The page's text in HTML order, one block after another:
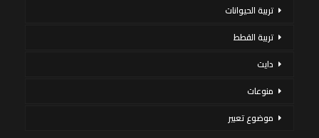
تربية الحيوانات
تربية القطط
دايت
منوعات
موضوع تعبير